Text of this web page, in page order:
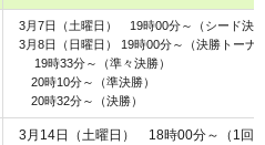
3月7日（土曜日） 19時00分～（シード決
3月8日（日曜日） 19時00分～（決勝トーナ
19時33分～（準々決勝）
20時10分～（準決勝）
20時32分～（決勝）
3月14日（土曜日） 18時00分～（1回